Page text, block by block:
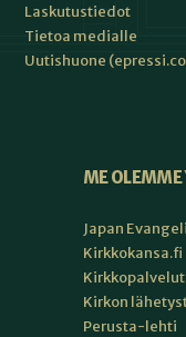
Laskutustiedot
Tietoa medialle
Uutishuone
ME
Japan
Kirkkokansa.fi
Kirkkopalvelut
Kirkon
Perusta-lehti